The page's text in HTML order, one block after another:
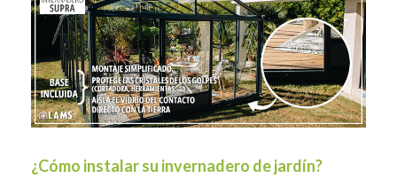
¿Cómo instalar su invernadero de jardín?